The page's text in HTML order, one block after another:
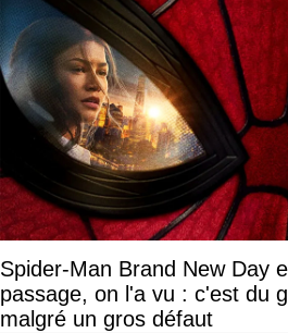
Spider-Man Brand New Day
passage, on l'a vu : c'est du
malgré un gros défaut